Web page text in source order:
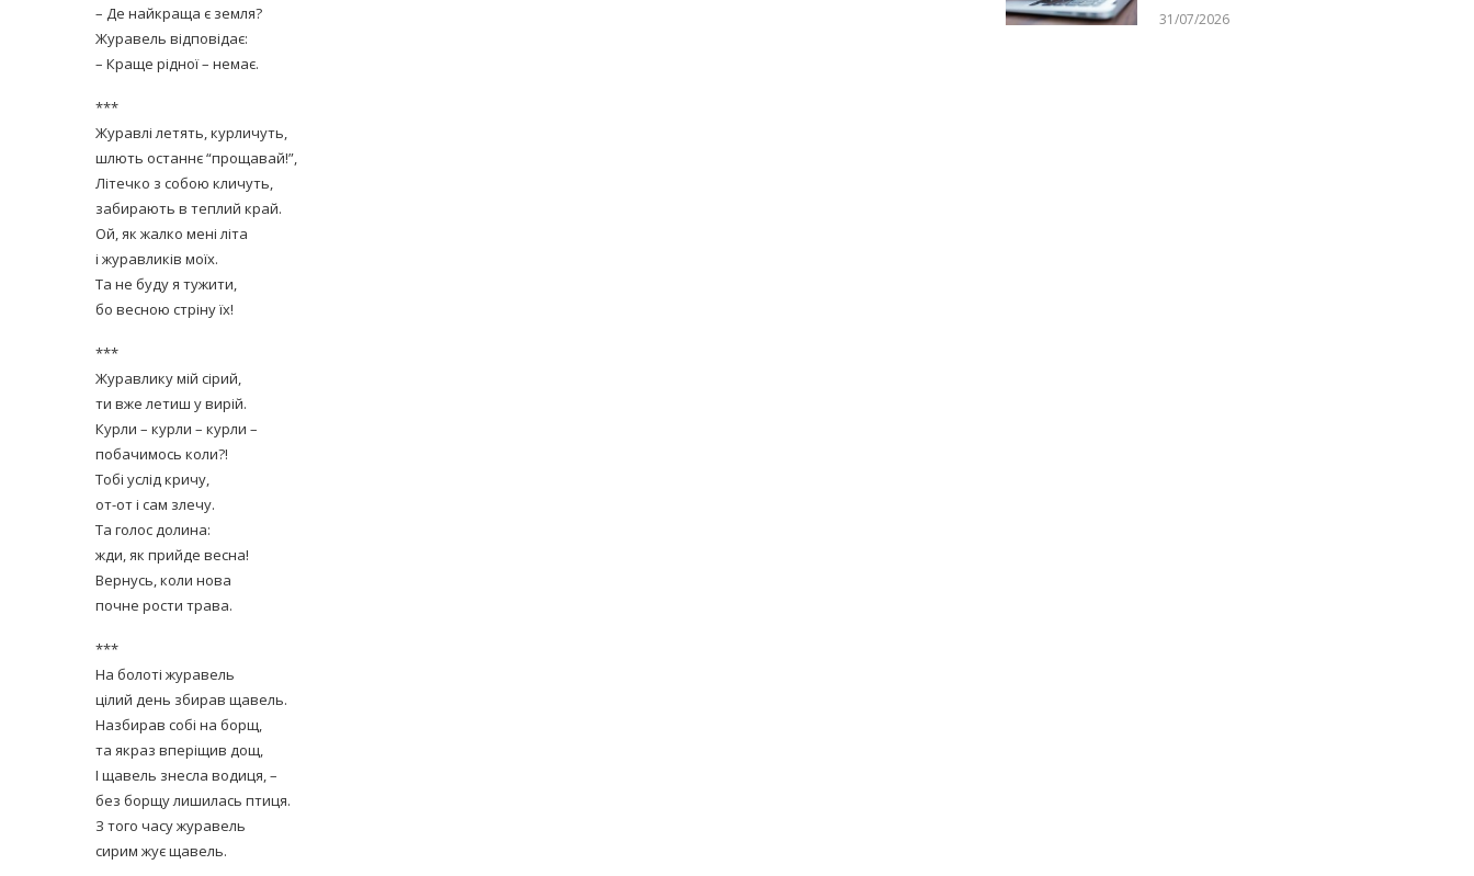
– Де найкраща є земля?
Журавель відповідає:
– Краще рідної – немає.
***
Журавлі летять, курличуть,
шлють останнє “прощавай!”,
Літечко з собою кличуть,
забирають в теплий край.
Ой, як жалко мені літа
і журавликів моїх.
Та не буду я тужити,
бо весною стріну їх!
***
Журавлику мій сірий,
ти вже летиш у вирій.
Курли – курли – курли –
побачимось коли?!
Тобі услід кричу,
от-от і сам злечу.
Та голос долина:
жди, як прийде весна!
Вернусь, коли нова
почне рости трава.
***
На болоті журавель
цілий день збирав щавель.
Назбирав собі на борщ,
та якраз вперіщив дощ,
І щавель знесла водиця, –
без борщу лишилась птиця.
З того часу журавель
сирим жує щавель.
31/07/2026